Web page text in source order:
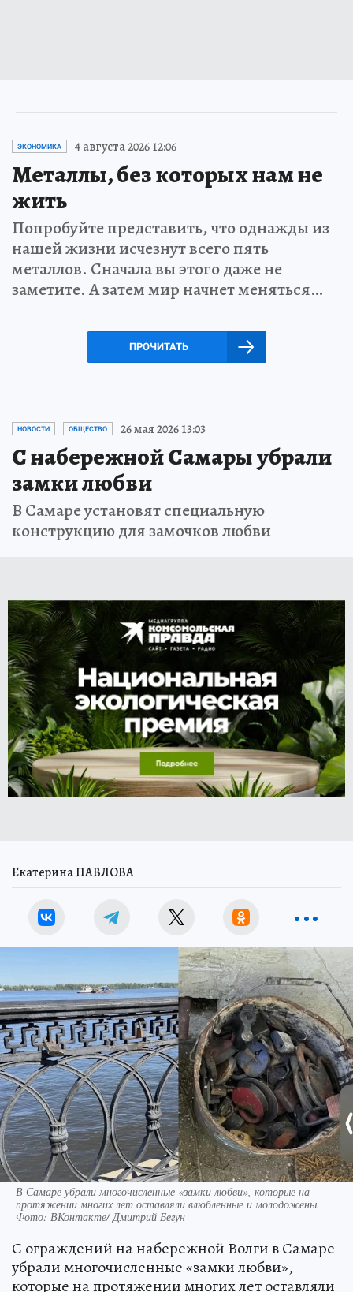
ЭКОНОМИКА 4 августа 2026 12:06
Металлы, без которых нам не
жить
Попробуйте представить, что однажды из
нашей жизни исчезнут всего пять
металлов. Сначала вы этого даже не
заметите. А затем мир начнет меняться…
ПРОЧИТАТЬ
НОВОСТИ ОБЩЕСТВО 26 мая 2026 13:03
С набережной Самары убрали
замки любви
В Самаре установят специальную
конструкцию для замочков любви
Екатерина ПАВЛОВА
В Самаре убрали многочисленные «замки любви», которые на
протяжении многих лет оставляли влюбленные и молодожены.
Фото: ВКонтакте/ Дмитрий Бегун
С ограждений на набережной Волги в Самаре
убрали многочисленные «замки любви»,
которые на протяжении многих лет оставляли